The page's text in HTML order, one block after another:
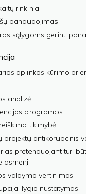
rinkiniai
panaudojimas
sąlygoms gerinti
aplinkos kūrimo
analizė
programos
tikimybė
projektų antikorupcinis
pretenduojant turi
asmenį
valdymo vertinimas
lygio nustatymas